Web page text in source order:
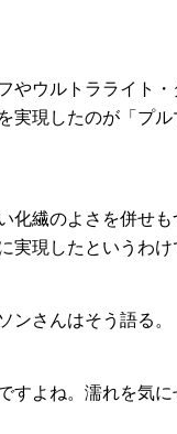
ウルトラライト
実現したのが「プ
化繊のよさを併せ
現したというわけ
さんはそう語る。
すよね。濡れを気